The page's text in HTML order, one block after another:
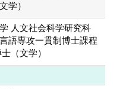
学）
人文社会科学研究科
語専攻一貫制博士課程
（文学）